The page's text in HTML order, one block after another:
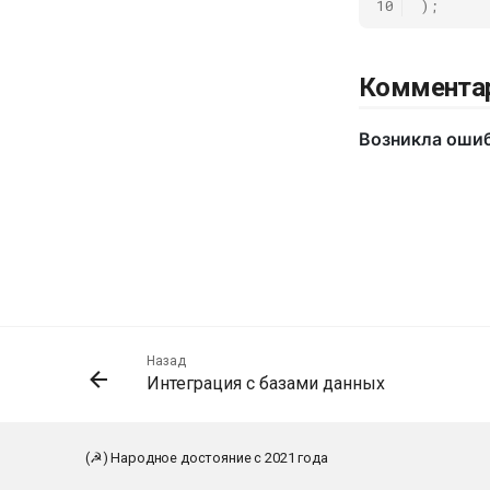
10
);
Назад
Интеграция с базами данных
(☭) Народное достояние с 2021 года